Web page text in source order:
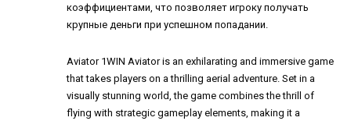
коэффициентами, что позволяет игроку получать
крупные деньги при успешном попадании.
Aviator 1WIN Aviator is an exhilarating and immersive game
that takes players on a thrilling aerial adventure. Set in a
visually stunning world, the game combines the thrill of
flying with strategic gameplay elements, making it a